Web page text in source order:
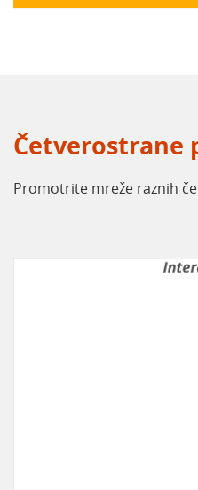
Četverostrane
Promotrite mreže raznih